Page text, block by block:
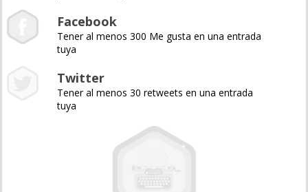
Facebook
Tener al menos 300 Me gusta en una entrada
tuya
Twitter
Tener al menos 30 retweets en una entrada
tuya